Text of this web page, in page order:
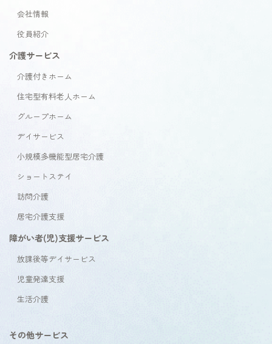
会社情報
役員紹介
介護サービス
介護付きホーム
住宅型有料老人ホーム
グループホーム
デイサービス
小規模多機能型居宅介護
ショートステイ
訪問介護
居宅介護支援
障がい者(児)支援サービス
放課後等デイサービス
児童発達支援
生活介護
その他サービス